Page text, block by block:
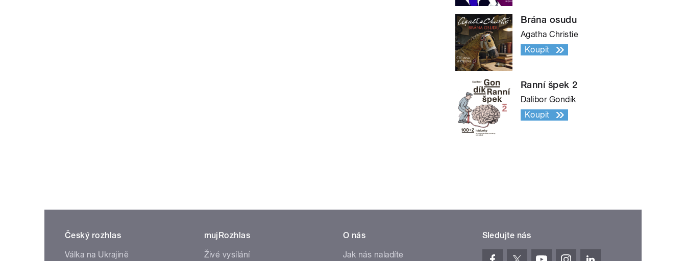
Brána osudu
Agatha Christie
Koupit
Ranní špek 2
Dalibor Gondík
Koupit
Český rozhlas
Válka na Ukrajině
mujRozhlas
Živé vysílání
O nás
Jak nás naladíte
Sledujte nás